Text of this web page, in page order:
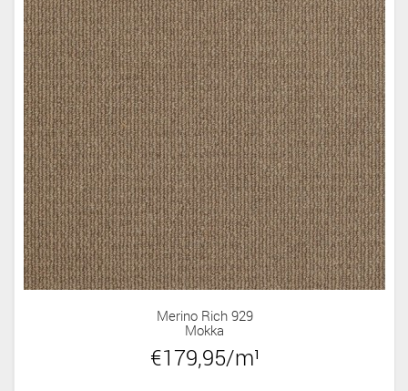
Merino Rich 929
Mokka
€179,95/m¹